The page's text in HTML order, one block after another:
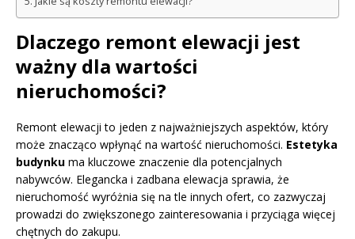
Dlaczego remont elewacji jest
ważny dla wartości
nieruchomości?
Remont elewacji to jeden z najważniejszych aspektów, który
może znacząco wpłynąć na wartość nieruchomości. Estetyka
budynku ma kluczowe znaczenie dla potencjalnych
nabywców. Elegancka i zadbana elewacja sprawia, że
nieruchomość wyróżnia się na tle innych ofert, co zazwyczaj
prowadzi do zwiększonego zainteresowania i przyciąga więcej
chętnych do zakupu.